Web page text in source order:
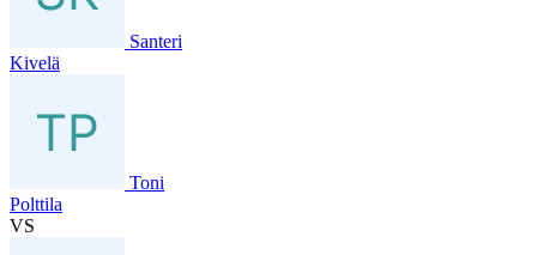
Santeri
Kivelä
Toni
Polttila
VS